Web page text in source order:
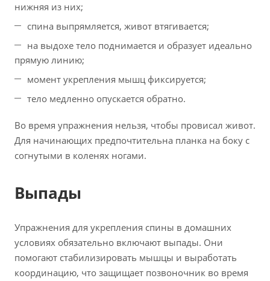
нижняя из них;
спина выпрямляется, живот втягивается;
на выдохе тело поднимается и образует идеально
прямую линию;
момент укрепления мышц фиксируется;
тело медленно опускается обратно.
Во время упражнения нельзя, чтобы провисал живот.
Для начинающих предпочтительна планка на боку с
согнутыми в коленях ногами.
Выпады
Упражнения для укрепления спины в домашних
условиях обязательно включают выпады. Они
помогают стабилизировать мышцы и выработать
координацию, что защищает позвоночник во время